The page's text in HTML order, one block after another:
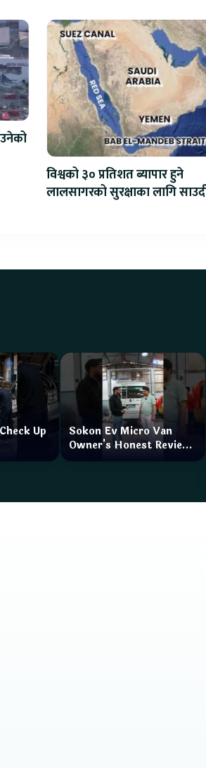
विश्वको ३० प्रतिशत ब्यापार हुने
लालसागरको सुरक्षाका लागि
Up
Sokon Ev Micro Van
Owner's Honest Review
How is the service?